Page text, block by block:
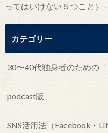
ってはいけない５つこと）
カテゴリー
30〜40代独身者のための
podcast版
SNS活用法（Facebook・